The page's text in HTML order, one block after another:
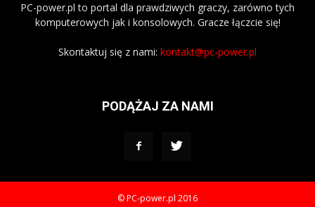
PC-power.pl to portal dla prawdziwych graczy, zarówno tych
komputerowych jak i konsolowych. Gracze łączcie się!
Skontaktuj się z nami: kontakt@pc-power.pl
PODĄŻAJ ZA NAMI
© PC-power.pl 2016